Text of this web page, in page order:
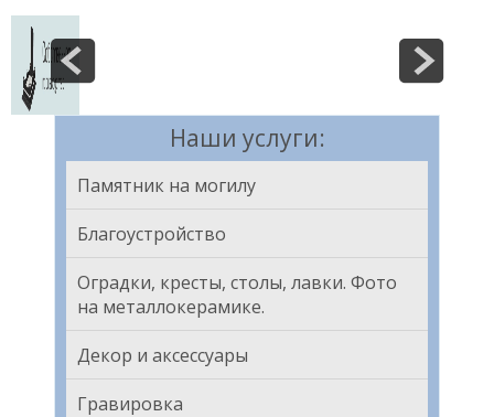
Наши услуги:
Памятник на могилу
Благоустройство
Оградки, кресты, столы, лавки. Фото
на металлокерамике.
Декор и аксессуары
Гравировка